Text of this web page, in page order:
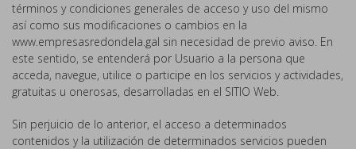
términos y condiciones generales de acceso y uso del mismo
así como sus modificaciones o cambios en la
www.empresasredondela.gal sin necesidad de previo aviso. En
este sentido, se entenderá por Usuario a la persona que
acceda, navegue, utilice o participe en los servicios y actividades,
gratuitas u onerosas, desarrolladas en el SITIO Web.
Sin perjuicio de lo anterior, el acceso a determinados
contenidos y la utilización de determinados servicios pueden